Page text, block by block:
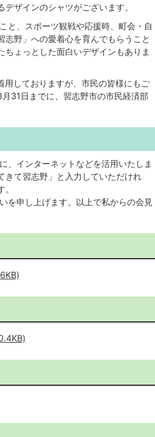
ザインのシャツがございます。
と、スポーツ観戦や応援時、町会・自
野」への愛着心を育んでもらうこと
ょっとした面白いデザインもありま
しておりますが、市民の皆様にもご
31日までに、習志野市の市民経済部
、インターネットなどを活用いたしま
きて習志野」と入力していただけれ
を申し上げます。以上で私からの会見